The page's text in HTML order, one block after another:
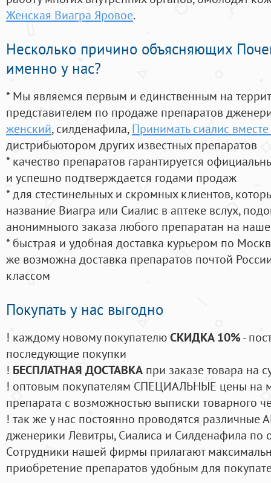
Женская Виагра Яровое.
Несколько причино объясняющих
именно у нас?
* Мы являемся первым и единственным на
представителем по продаже препаратов
женский, силденафила, Принимать сиалис
дистрибьютором других известных препаратов
* качество препаратов гарантируется
и успешно подтверждается годами продаж
* для стестинельных и скромных клиентов,
название Виагра или Сиалис в аптеке вслух,
анонимныого заказа любого препаратан на
* быстрая и удобная доставка курьером по
же возможна доставка препаратов почтой
классом
Покупать у нас выгодно
! каждому новому покупателюСКИДКА 10%-
последующие покупки
! БЕСПЛАТНАЯ ДОСТАВКА при заказе товара на
! оптовым покупателям СПЕЦИАЛЬНЫЕ цены на
препарата с возможностью выписки товарного
! так же у нас постоянно проводятся
дженерики Левитры, Сиалиса и Силденафила по
Cотрудники нашей фирмы прилагают
приобретение препаратов удобным для